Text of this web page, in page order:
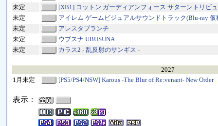
未定
[XB1] コットン ガーディアンフォース サターントリビュ
未定
アイレム ゲームビジュアルサウンドトラック(Blu-ray 仮
未定
アレスタブランチ
未定
ウブスナ UBUSUNA
未定
カラス2 - 乱反射のサンギス -
2027
1月未定
[PS5/PS4/NSW] Karous -The Blur of Re:venant- New Order
表示：